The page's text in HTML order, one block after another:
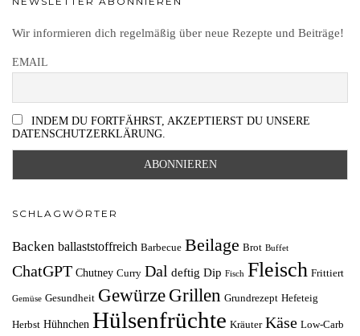
Wir informieren dich regelmäßig über neue Rezepte und Beiträge!
EMAIL
INDEM DU FORTFÄHRST, AKZEPTIERST DU UNSERE
DATENSCHUTZERKLÄRUNG.
SCHLAGWÖRTER
Backen ballaststoffreich Barbecue Beilage Brot Buffet
ChatGPT Chutney Curry Dal deftig Dip Fisch Fleisch Frittiert
Gemüse Gesundheit Gewürze Grillen Grundrezept Hefeteig
Herbst Hühnchen Hülsenfrüchte Kräuter Käse Low-Carb